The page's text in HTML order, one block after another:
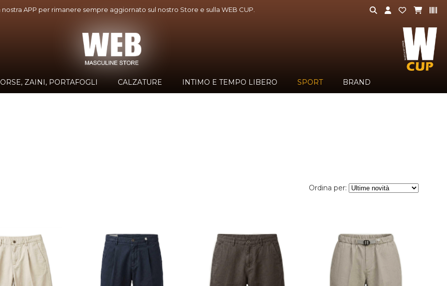
nostra APP per rimanere sempre aggiornato sul nostro Store e sulla WEB CUP.
ZAINI, PORTAFOGLI CALZATURE INTIMO E TEMPO LIBERO SPORT BRAND
Ordina per: